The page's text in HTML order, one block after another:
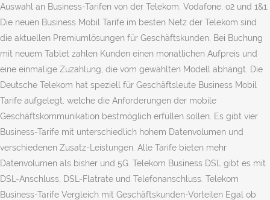
Auswahl an Business-Tarifen von der Telekom, Vodafone, o2 und 1&1.
Die neuen Business Mobil Tarife im besten Netz der Telekom sind
die aktuellen Premiumlösungen für Geschäftskunden. Bei Buchung
mit neuem Tablet zahlen Kunden einen monatlichen Aufpreis und
eine einmalige Zuzahlung, die vom gewählten Modell abhängt. Die
Deutsche Telekom hat speziell für Geschäftsleute Business Mobil
Tarife aufgelegt, welche die Anforderungen der mobile
Geschäftskommunikation bestmöglich erfüllen sollen. Es gibt vier
Business-Tarife mit unterschiedlich hohem Datenvolumen und
verschiedenen Zusatz-Leistungen. Alle Tarife bieten mehr
Datenvolumen als bisher und 5G. Telekom Business DSL gibt es mit
DSL-Anschluss, DSL-Flatrate und Telefonanschluss. Telekom
Business-Tarife Vergleich mit Geschäftskunden-Vorteilen Egal ob